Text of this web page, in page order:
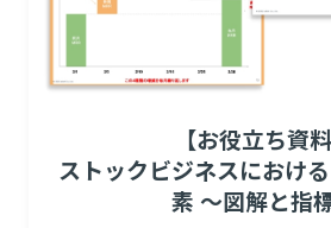
【お役立ち資料
ストックビジネスにおけ
素 ～図解と指